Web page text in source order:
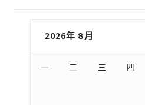
2026年 8月
一 二 三 四